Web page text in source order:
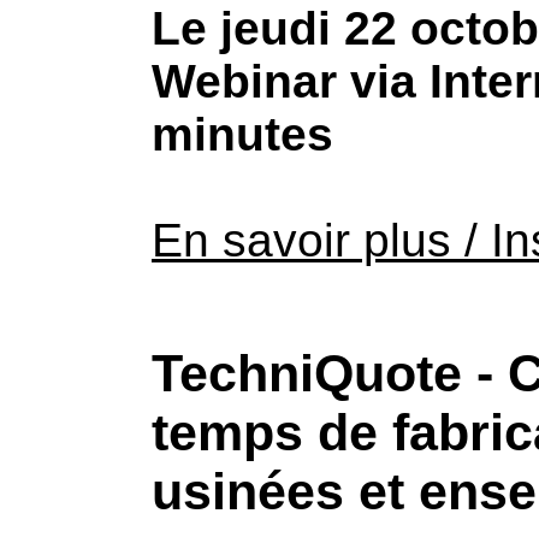
Le jeudi 22
Webinar via
minutes
En savoir plus /
TechniQuote -
temps de
usinées et